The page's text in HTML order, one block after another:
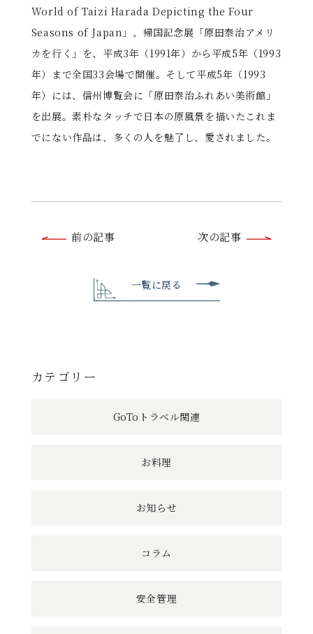
World of Taizi Harada Depicting the Four
Seasons of Japan」、帰国記念展「原田泰治アメリ
カを行く」を、平成3年（1991年）から平成5年（1993
年）まで全国33会場で開催。そして平成5年（1993
年）には、信州博覧会に「原田泰治ふれあい美術館」
を出展。素朴なタッチで日本の原風景を描いたこれま
でにない作品は、多くの人を魅了し、愛されました。
へ
前の記事 次の記事
一覧に戻る
カテゴリー
GoToトラベル関連
お料理
お知らせ
コラム
安全管理